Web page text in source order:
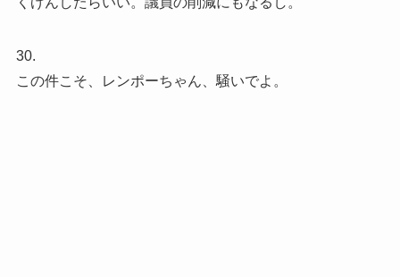
30.
この件こそ、レンポーちゃん、騒いでよ。